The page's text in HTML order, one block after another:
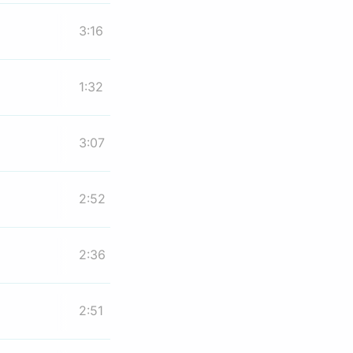
3:16
1:32
3:07
2:52
2:36
2:51